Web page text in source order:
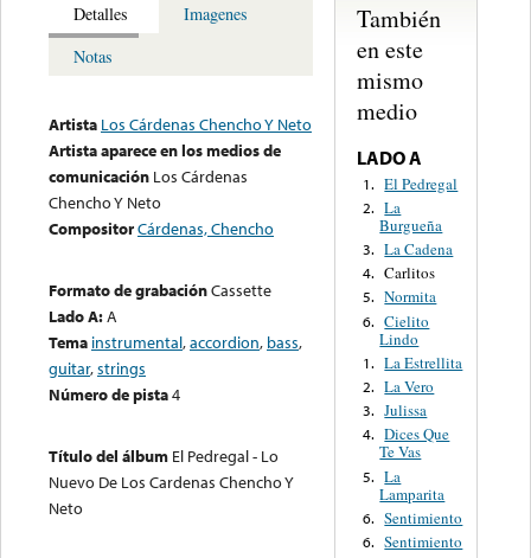
Detalles
Imagenes
Notas
Artista Los Cárdenas Chencho Y Neto
Artista aparece en los medios de
comunicación Los Cárdenas
Chencho Y Neto
CompositorCárdenas, Chencho
Formato de grabaciónCassette
Lado A:A
Tema instrumental,accordion, bass,
guitar,strings
Número de pista4
Título del álbum El Pedregal - Lo
Nuevo De Los Cardenas Chencho Y
Neto
También
en este
mismo
medio
LADO A
1. El Pedregal
2. La
Burgueña
3. La Cadena
4. Carlitos
5. Normita
6. Cielito
Lindo
1. La Estrellita
2. La Vero
3. Julissa
4. Dices Que
Te Vas
5. La
Lamparita
6. Sentimiento
6. Sentimiento